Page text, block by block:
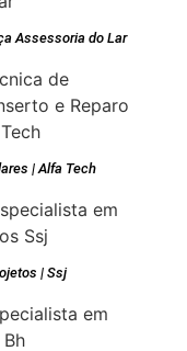
Assessoria do Lar
| Alfa Tech
| Ssj